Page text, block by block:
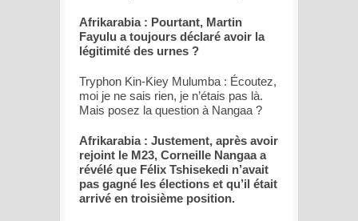
Afrikarabia : Pourtant, Martin
Fayulu a toujours déclaré avoir la
légitimité des urnes ?
Tryphon Kin-Kiey Mulumba : Écoutez,
moi je ne sais rien, je n’étais pas là.
Mais posez la question à Nangaa ?
Afrikarabia : Justement, après avoir
rejoint le M23, Corneille Nangaa a
révélé que Félix Tshisekedi n’avait
pas gagné les élections et qu’il était
arrivé en troisième position.